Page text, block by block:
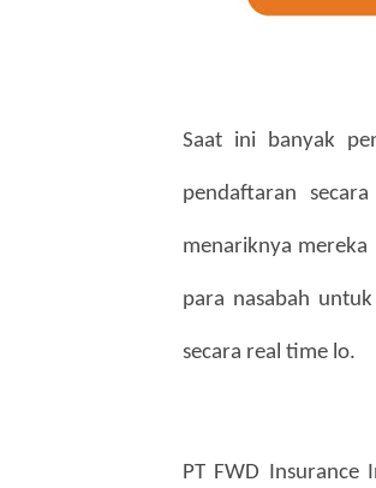
Saat ini banyak
pendaftaran
menariknya
para nasabah
secara real time lo.
PT FWD Insurance